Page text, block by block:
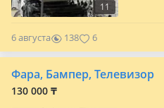
11
6 августа 138 6
Фара, Бампер, Телевизор
130 000 ₸